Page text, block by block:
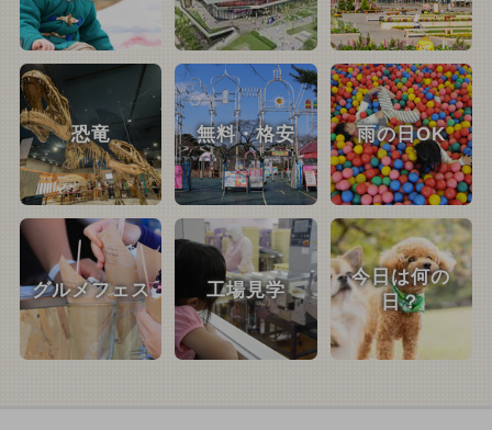
恐竜 無料・格安 雨の日OK
グルメフェス 工場見学
今日は何の
日？